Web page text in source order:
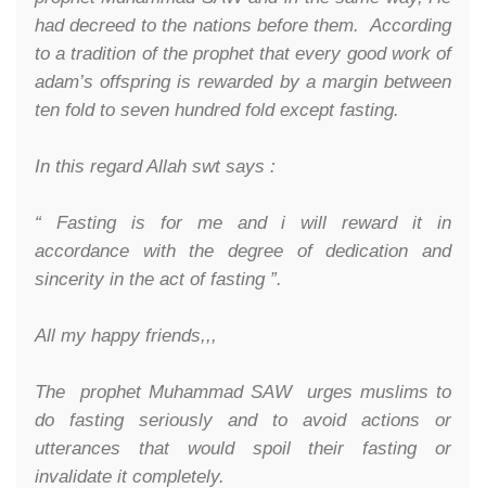
had decreed to the nations before them. According
to a tradition of the prophet that every good work of
adam’s offspring is rewarded by a margin between
ten fold to seven hundred fold except fasting.
In this regard Allah swt says :
“ Fasting is for me and i will reward it in
accordance with the degree of dedication and
sincerity in the act of fasting ”.
All my happy friends,,,
The prophet Muhammad SAW urges muslims to
do fasting seriously and to avoid actions or
utterances that would spoil their fasting or
invalidate it completely.